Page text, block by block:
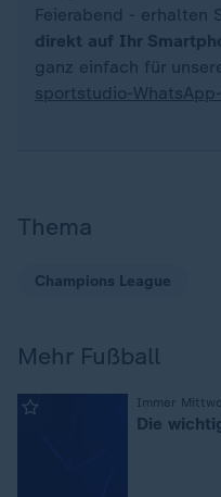
Feierabend - erhalten
direkt auf Ihr
ganz einfach für
sportstudio-
Thema
Champions League
Mehr Fußball
Immer
Die